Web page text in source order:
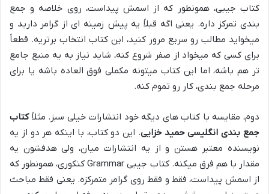
کتاب جیبی، همونطور که از اسمش پیداست، روی خلاصه و جمع
بندی تمرکز داره. یعنی اگه قبلاً یه پیش زمینه ای از گرامر دارید و
میخواید مطالب رو سریع مرور کنید، این کتاب انتخاب برتریه. قطعاً
برای کسی که میخواد از صفر شروع کنه، شاید نیاز به یه منبع جامع
تر هم باشه، اما این کتاب میتونه مکملی فوق العاده باشه یا برای
مرحله جمع بندی، کار رو تموم کنه.
دوم، مقایسه با کتاب های دیگه خود انتشارات خیلی سبز. مثلاًکتاب
جمع بندی انگلیسی حمید خزایی. این دو کتاب، با اینکه هر دو از یه
نویسنده معتبر هستن و از یه انتشارات میان، ولی هدفشون یه
مقدار با هم فرق میکنه. کتاب جیبی Grammar کنکوری، همونطور که
از اسمش پیداست، فقط و فقط روی گرامر متمرکزه. یعنی فقط مباحث